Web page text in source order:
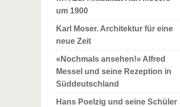
um 1900
Karl Moser. Architektur für eine
neue Zeit
«Nochmals ansehen!» Alfred
Messel und seine Rezeption in
Süddeutschland
Hans Poelzig und seine Schüler